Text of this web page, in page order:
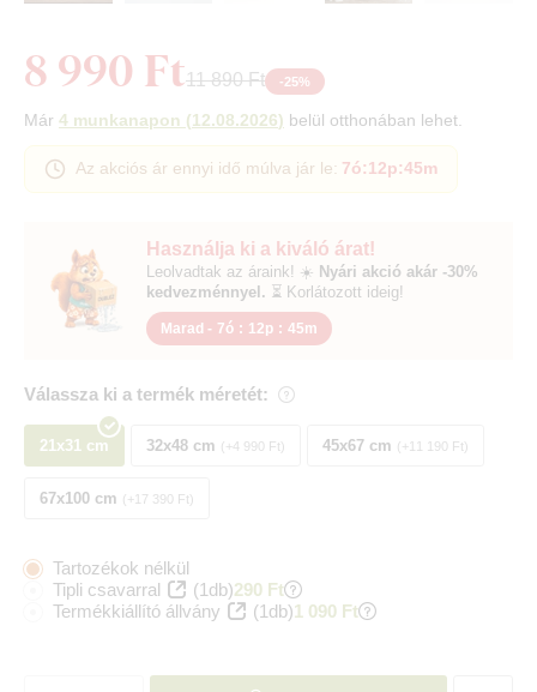
Használja ki a kiváló árat!
Leolvadtak az áraink! ☀️ Nyári akció akár -30%
kedvezménnyel. ⏳ Korlátozott ideig!
Marad - 7ó : 12p : 44m
Válassza ki a termék méretét:
21x31 cm 32x48 cm +4 990 Ft 45x67 cm +11 190 Ft
67x100 cm +17 390 Ft
8 990 Ft11 890 Ft -25%
Már 4 munkanapon (12.08.2026) belül otthonában lehet.
Az akciós ár ennyi idő múlva jár le: 7ó:12p:44m
Tartozékok nélkül
Tipli csavarral
(1db)290 Ft
Termékkiállító állvány
(1db)1 090 Ft